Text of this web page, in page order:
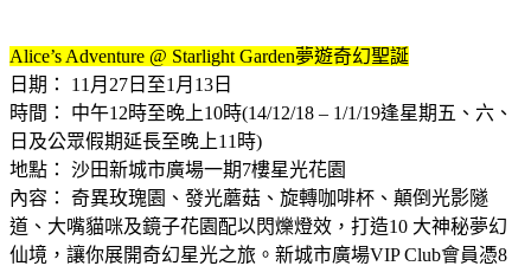
Alice’s Adventure @ Starlight Garden夢遊奇幻聖誕
日期： 11月27日至1月13日
時間： 中午12時至晚上10時(14/12/18 – 1/1/19逢星期五、六、
日及公眾假期延長至晚上11時)
地點： 沙田新城市廣場一期7樓星光花園
內容： 奇異玫瑰園、發光蘑菇、旋轉咖啡杯、顛倒光影隧
道、大嘴貓咪及鏡子花園配以閃爍燈效，打造10 大神秘夢幻
仙境，讓你展開奇幻星光之旅。新城市廣場VIP Club會員憑8